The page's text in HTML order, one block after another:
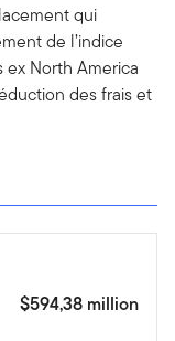
qui
de l’indice
North America
des frais et
$594,38 million